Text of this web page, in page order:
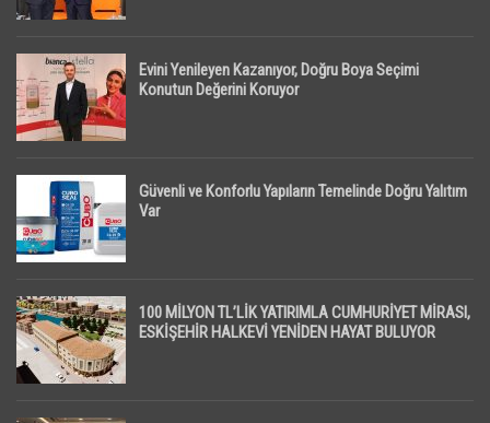
Evini Yenileyen Kazanıyor, Doğru Boya Seçimi
Konutun Değerini Koruyor
Güvenli ve Konforlu Yapıların Temelinde Doğru Yalıtım
Var
100 MİLYON TL’LİK YATIRIMLA CUMHURİYET MİRASI,
ESKİŞEHİR HALKEVİ YENİDEN HAYAT BULUYOR